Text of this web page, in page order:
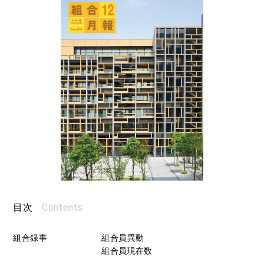
目次 Contents
組合録事
組合員異動
組合員現在数